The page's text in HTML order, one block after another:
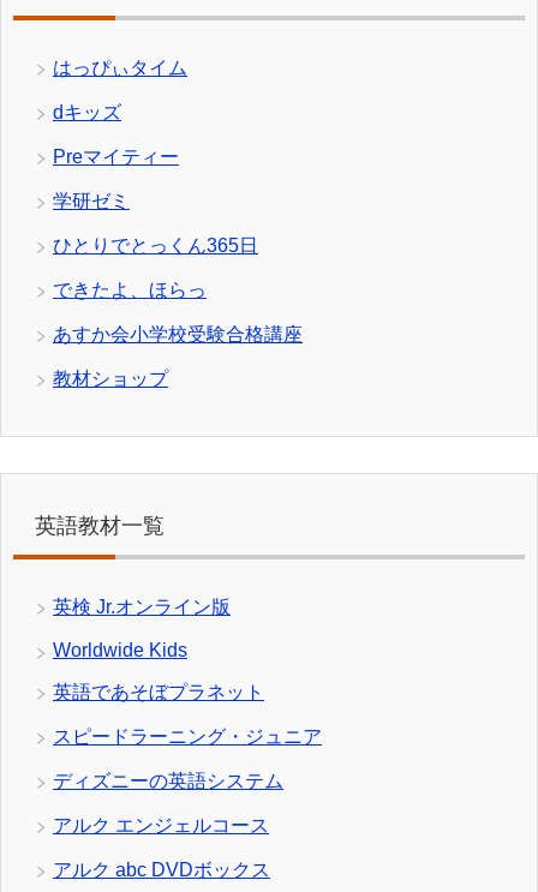
はっぴぃタイム
dキッズ
Preマイティー
学研ゼミ
ひとりでとっくん365日
できたよ、ほらっ
あすか会小学校受験合格講座
教材ショップ
英語教材一覧
英検 Jr.オンライン版
Worldwide Kids
英語であそぼプラネット
スピードラーニング・ジュニア
ディズニーの英語システム
アルク エンジェルコース
アルク abc DVDボックス